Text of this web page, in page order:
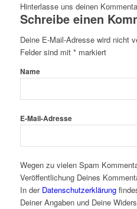
Hinterlasse uns deinen
Schreibe einen
Deine E-Mail-Adresse wird nicht
Felder sind mit *markiert
Name
E-Mail-Adresse
Wegen zu vielen Spam
Veröffentlichung Deines
In der Datenschutzerklärung
Deiner Angaben und Deine